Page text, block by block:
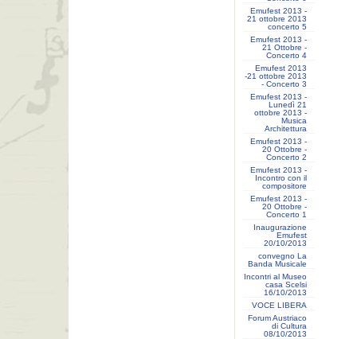
Emufest 2013 -
21 ottobre 2013
concerto 5
Emufest 2013 -
21 Ottobre -
Concerto 4
Emufest 2013
-21 ottobre 2013
- Concerto 3
Emufest 2013 -
Lunedì 21
ottobre 2013 -
Musica
Architettura
Emufest 2013 -
20 Ottobre -
Concerto 2
Emufest 2013 -
Incontro con il
compositore
Emufest 2013 -
20 Ottobre -
Concerto 1
Inaugurazione
Emufest
20/10/2013
convegno La
Banda Musicale
Incontri al Museo
casa Scelsi
16/10/2013
VOCE LIBERA
Forum Austriaco
di Cultura
08/10/2013